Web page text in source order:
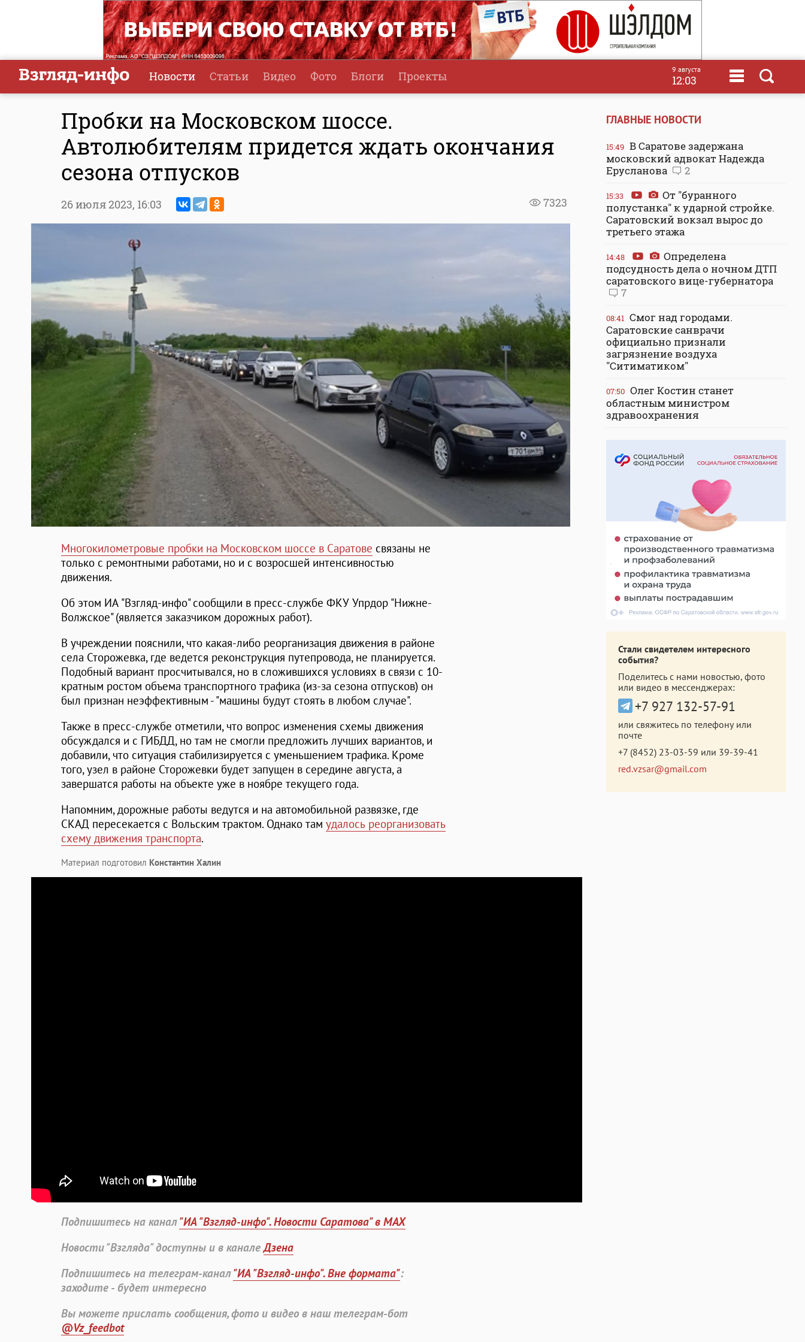
Новости Статьи Видео Фото Блоги Проекты 9 августа
12:03
Пробки на Московском шоссе.
Автолюбителям придется ждать окончания
сезона отпусков
7323
26 июля 2023, 16:03
Многокилометровые пробки на Московском шоссе в Саратове связаны не
только с ремонтными работами, но и с возросшей интенсивностью
движения.
Об этом ИА "Взгляд-инфо" сообщили в пресс-службе ФКУ Упрдор "Нижне-
Волжское" (является заказчиком дорожных работ).
В учреждении пояснили, что какая-либо реорганизация движения в районе
села Сторожевка, где ведется реконструкция путепровода, не планируется.
Подобный вариант просчитывался, но в сложившихся условиях в связи с 10-
кратным ростом объема транспортного трафика (из-за сезона отпусков) он
был признан неэффективным - "машины будут стоять в любом случае".
Также в пресс-службе отметили, что вопрос изменения схемы движения
обсуждался и с ГИБДД, но там не смогли предложить лучших вариантов, и
добавили, что ситуация стабилизируется с уменьшением трафика. Кроме
того, узел в районе Сторожевки будет запущен в середине августа, а
завершатся работы на объекте уже в ноябре текущего года.
Напомним, дорожные работы ведутся и на автомобильной развязке, где
СКАД пересекается с Вольским трактом. Однако там удалось реорганизовать
схему движения транспорта.
Материал подготовил Константин Халин
Подпишитесь на канал"ИА "Взгляд-инфо". Новости Саратова" в MAX
Новости "Взгляда" доступны и в каналеДзена
Подпишитесь на телеграм-канал"ИА "Взгляд-инфо". Вне формата":
заходите - будет интересно
Вы можете прислать сообщения, фото и видео в наш телеграм-бот
@Vz_feedbot
ГЛАВНЫЕ НОВОСТИ
15:49 В Саратове задержана
московский адвокат Надежда
Ерусланова
2
15:33
От "буранного
полустанка" к ударной стройке.
Саратовский вокзал вырос до
третьего этажа
14:48
Определена
подсудность дела о ночном ДТП
саратовского вице-губернатора
7
08:41 Смог над городами.
Саратовские санврачи
официально признали
загрязнение воздуха
"Ситиматиком"
07:50 Олег Костин станет
областным министром
здравоохранения
Стали свидетелем интересного
события?
Поделитесь с нами новостью, фото
или видео в мессенджерах:
+7 927 132-57-91
или свяжитесь по телефону или
почте
+7 (8452) 23-03-59 или 39-39-41
red.vzsar@gmail.com